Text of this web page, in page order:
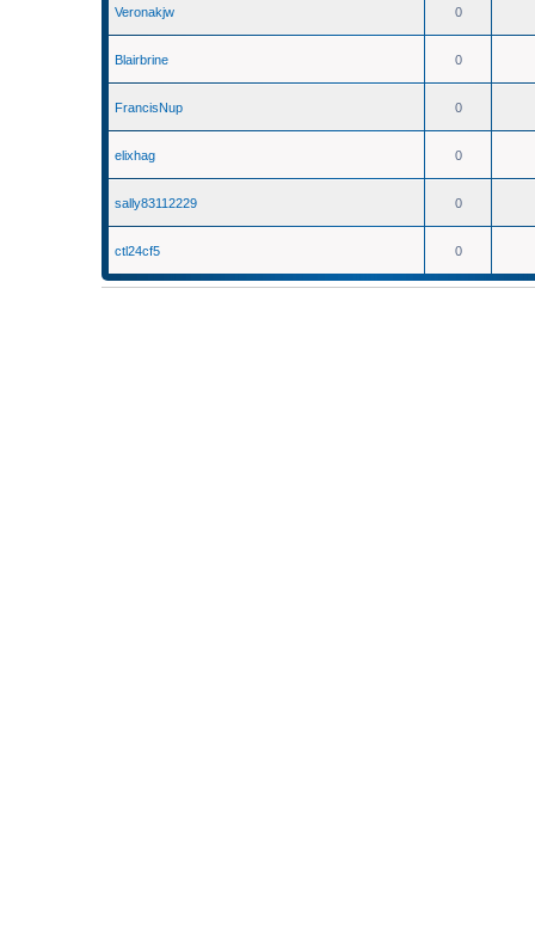
Veronakjw 0
Blairbrine 0
FrancisNup 0
elixhag 0
sally83112229 0
ctl24cf5 0